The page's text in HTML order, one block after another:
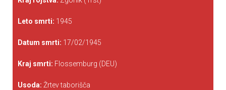
Leto smrti: 1945
Datum smrti: 17/02/1945
Kraj smrti: Flossemburg (DEU)
Usoda: Žrtev taborišča